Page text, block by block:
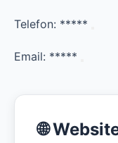
Telefon: *****
Email: *****
🌐